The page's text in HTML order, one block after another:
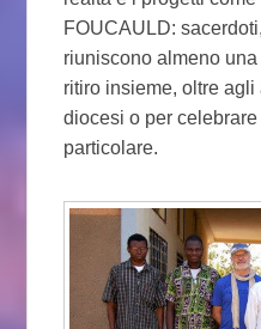
FOUCAULD:
riuniscono almeno
ritiro insieme, oltre
diocesi o per
particolare.